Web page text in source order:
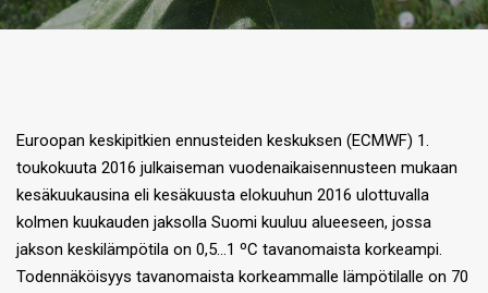
Euroopan keskipitkien ennusteiden keskuksen (ECMWF) 1.
toukokuuta 2016 julkaiseman vuodenaikaisennusteen mukaan
kesäkuukausina eli kesäkuusta elokuuhun 2016 ulottuvalla
kolmen kuukauden jaksolla Suomi kuuluu alueeseen, jossa
jakson keskilämpötila on 0,5…1 ºC tavanomaista korkeampi.
Todennäköisyys tavanomaista korkeammalle lämpötilalle on 70